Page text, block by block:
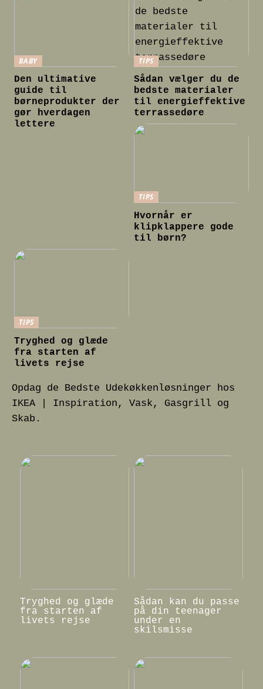
BABY
Den ultimative
guide til
børneprodukter der
gør hverdagen
lettere
TIPS
Sådan vælger du de
bedste materialer
til energieffektive
terrassedøre
TIPS
Hvornår er
klipklappere gode
til børn?
TIPS
Tryghed og glæde
fra starten af
livets rejse
Opdag de Bedste Udekøkkenløsninger hos
IKEA | Inspiration, Vask, Gasgrill og
Skab.
Tryghed og glæde
fra starten af
livets rejse
Sådan kan du passe
på din teenager
under en
skilsmisse